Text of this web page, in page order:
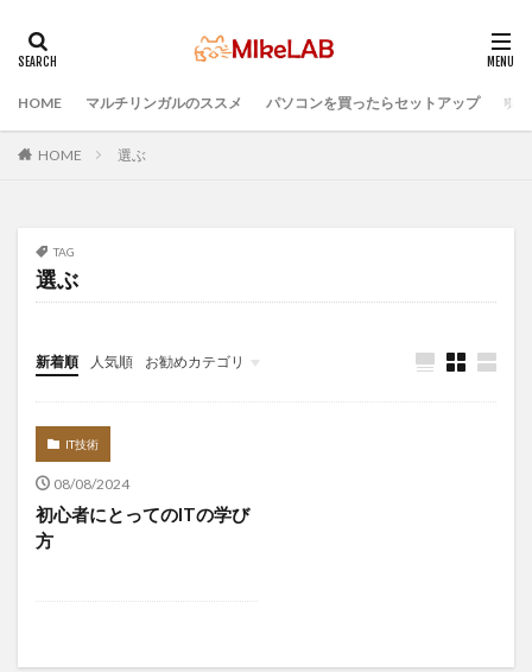
HOME マルチリンガルのススメ パソコンを買ったらセットアップ プ
HOME 選ぶ
TAG
選ぶ
新着順 人気順 お勧めカテゴリ
Infomation
IT技術
08/08/2024
初心者にとってのITの学び
方
タグ
PC選択